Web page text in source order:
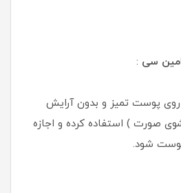
سی :
روی پوست تمیز و بدون آرایش
صورت ) استفاده کرده و اجازه
شود.